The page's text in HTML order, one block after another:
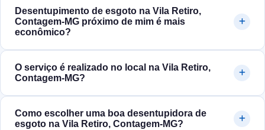
Desentupimento de esgoto na Vila Retiro,
Contagem‑MG próximo de mim é mais
econômico?
O serviço é realizado no local na Vila Retiro,
Contagem‑MG?
Como escolher uma boa desentupidora de
esgoto na Vila Retiro, Contagem‑MG?